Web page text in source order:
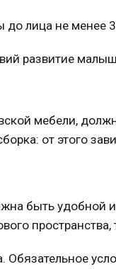
до лица не менее
развитие
мебели,
от этого
быть удобной
пространства,
Обязательное